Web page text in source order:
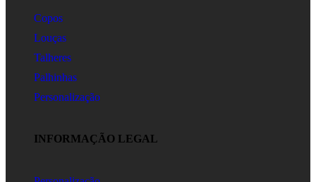
Copos
Louças
Talheres
Palhinhas
Personalização
INFORMAÇÃO LEGAL